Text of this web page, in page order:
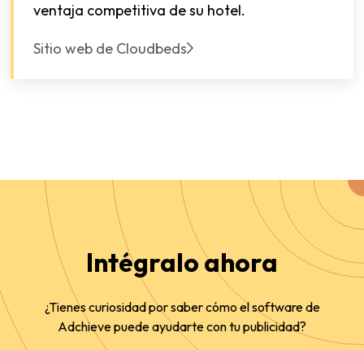
ventaja competitiva de su hotel.
Sitio web de Cloudbeds
Intégralo ahora
¿Tienes curiosidad por saber cómo el software de
Adchieve puede ayudarte con tu publicidad?